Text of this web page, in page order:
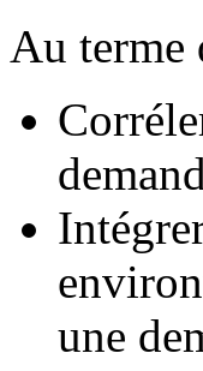
Au terme
une